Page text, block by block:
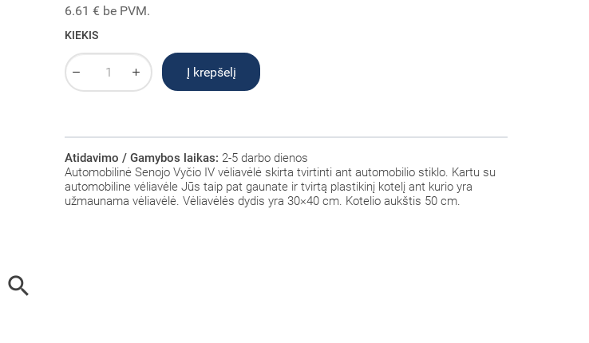

6.61 € be PVM.
KIEKIS
Į krepšelį
Atidavimo / Gamybos laikas: 2-5 darbo dienos
Automobilinė Senojo Vyčio IV vėliavėlė skirta tvirtinti ant automobilio stiklo. Kartu su
automobiline vėliavėle Jūs taip pat gaunate ir tvirtą plastikinį kotelį ant kurio yra
užmaunama vėliavėlė. Vėliavėlės dydis yra 30×40 cm. Kotelio aukštis 50 cm.